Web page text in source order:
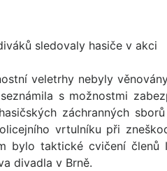
sledovaly hasiče v akci
veletrhy nebyly
s možnostmi
záchranných
vrtulníku při
bylo taktické cvičení členů
divadla v Brně.